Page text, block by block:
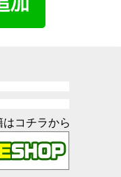
コチラから